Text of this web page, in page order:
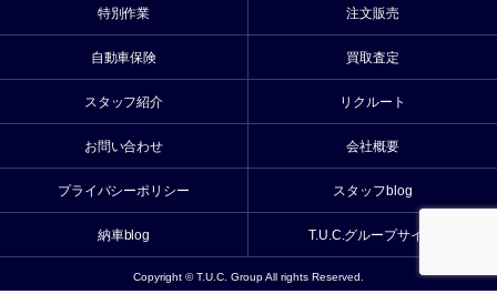
特別作業 注文販売
自動車保険 買取査定
スタッフ紹介 リクルート
お問い合わせ 会社概要
プライバシーポリシー スタッフblog
納車blog T.U.C.グループサイト
Copyright © T.U.C. Group All rights Reserved.